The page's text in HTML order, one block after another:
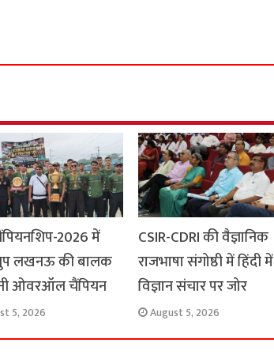
2026 में
लखनऊ की बालक
ओवरऑल चैंपियन
5, 2026
CSIR-CDRI की वैज्ञानिक
राजभाषा संगोष्ठी में हिंदी में
विज्ञान संचार पर जोर
August 5, 2026